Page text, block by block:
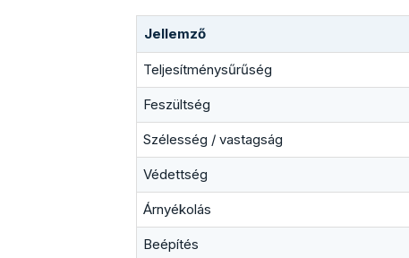
Jellemző
Teljesítménysűrűség
Feszültség
Szélesség / vastagság
Védettség
Árnyékolás
Beépítés